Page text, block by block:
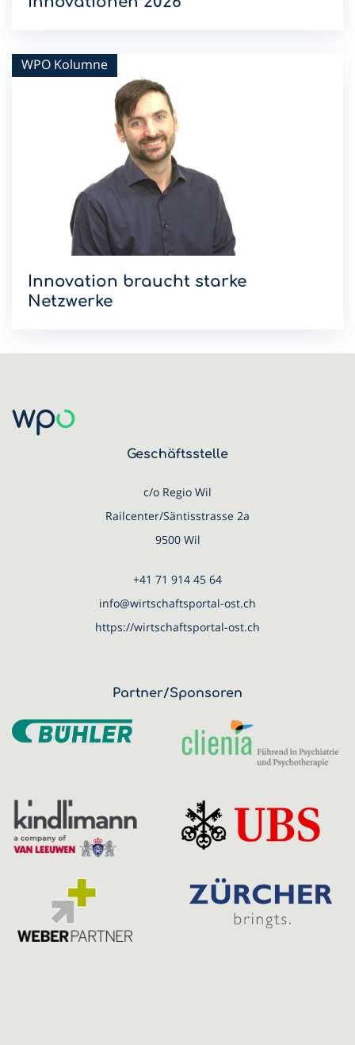
WPO Kolumne
Innovation braucht starke
Netzwerke
Geschäftsstelle
c/o Regio Wil
Railcenter/Säntisstrasse 2a
9500 Wil
+41 71 914 45 64
info@wirtschaftsportal-ost.ch
https://wirtschaftsportal-ost.ch
Partner/Sponsoren